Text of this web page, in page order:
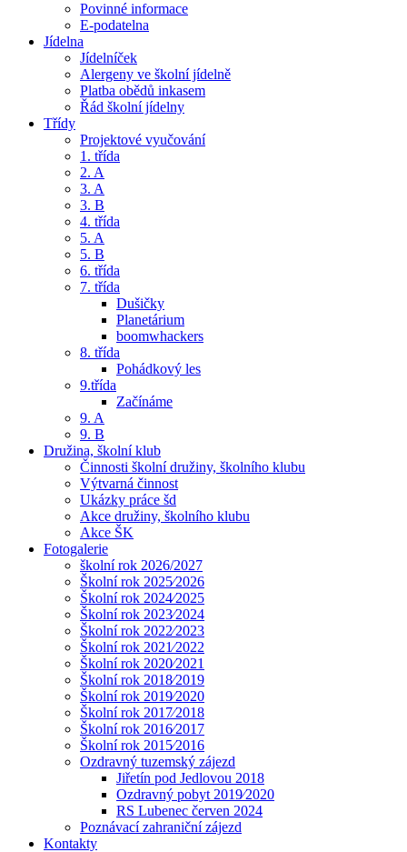
Povinné informace
E-podatelna
Jídelna
Jídelníček
Alergeny ve školní jídelně
Platba obědů inkasem
Řád školní jídelny
Třídy
Projektové vyučování
1. třída
2. A
3. A
3. B
4. třída
5. A
5. B
6. třída
7. třída
Dušičky
Planetárium
boomwhackers
8. třída
Pohádkový les
9.třída
Začínáme
9. A
9. B
Družina, školní klub
Činnosti školní družiny, školního klubu
Výtvarná činnost
Ukázky práce šd
Akce družiny, školního klubu
Akce ŠK
Fotogalerie
školní rok 2026/2027
Školní rok 2025⁄2026
Školní rok 2024⁄2025
Školní rok 2023⁄2024
Školní rok 2022⁄2023
Školní rok 2021⁄2022
Školní rok 2020⁄2021
Školní rok 2018⁄2019
Školní rok 2019⁄2020
Školní rok 2017⁄2018
Školní rok 2016⁄2017
Školní rok 2015⁄2016
Ozdravný tuzemský zájezd
Jiřetín pod Jedlovou 2018
Ozdravný pobyt 2019⁄2020
RS Lubenec červen 2024
Poznávací zahraniční zájezd
Kontakty